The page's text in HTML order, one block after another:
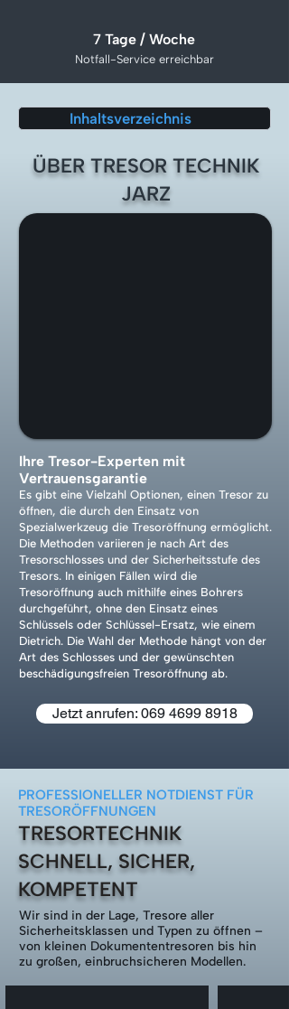
7 Tage / Woche
Notfall-Service erreichbar
Inhaltsverzeichnis
ÜBER TRESOR TECHNIK
JARZ
Ihre Tresor-Experten mit
Vertrauensgarantie
Es gibt eine Vielzahl Optionen, einen Tresor zu
öffnen, die durch den Einsatz von
Spezialwerkzeug die Tresoröffnung ermöglicht.
Die Methoden variieren je nach Art des
Tresorschlosses und der Sicherheitsstufe des
Tresors. In einigen Fällen wird die
Tresoröffnung auch mithilfe eines Bohrers
durchgeführt, ohne den Einsatz eines
Schlüssels oder Schlüssel-Ersatz, wie einem
Dietrich. Die Wahl der Methode hängt von der
Art des Schlosses und der gewünschten
beschädigungsfreien Tresoröffnung ab.
Jetzt anrufen: 069 4699 8918
PROFESSIONELLER NOTDIENST FÜR
TRESORÖFFNUNGEN
TRESORTECHNIK
SCHNELL, SICHER,
KOMPETENT
Wir sind in der Lage, Tresore aller
Sicherheitsklassen und Typen zu öffnen –
von kleinen Dokumententresoren bis hin
zu großen, einbruchsicheren Modellen.